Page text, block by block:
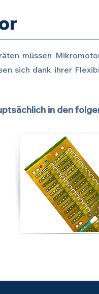
müssen
sich dank ihrer
in den